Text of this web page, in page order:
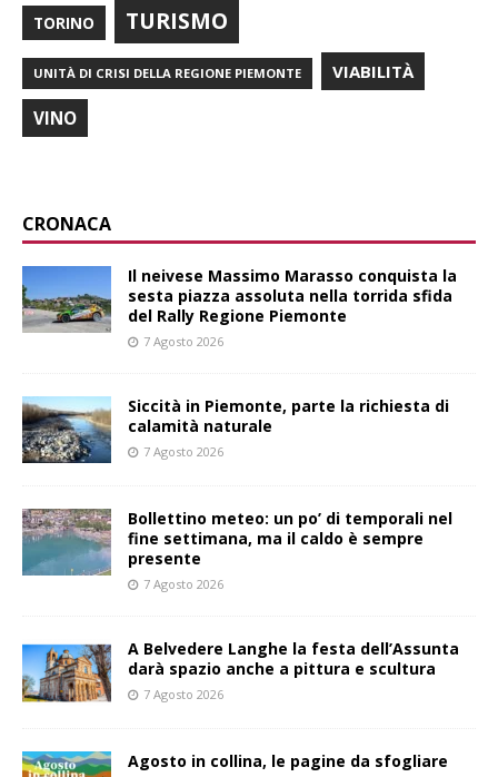
TORINO TURISMO
UNITÀ DI CRISI DELLA REGIONE PIEMONTE VIABILITÀ
VINO
CRONACA
Il neivese Massimo Marasso conquista la
sesta piazza assoluta nella torrida sfida
del Rally Regione Piemonte
7 Agosto 2026
Siccità in Piemonte, parte la richiesta di
calamità naturale
7 Agosto 2026
Bollettino meteo: un po’ di temporali nel
fine settimana, ma il caldo è sempre
presente
7 Agosto 2026
A Belvedere Langhe la festa dell’Assunta
darà spazio anche a pittura e scultura
7 Agosto 2026
Agosto in collina, le pagine da sfogliare